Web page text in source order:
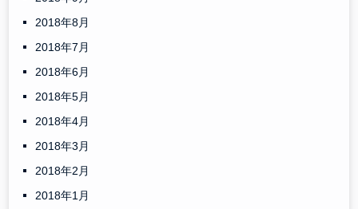
2018年8月
2018年7月
2018年6月
2018年5月
2018年4月
2018年3月
2018年2月
2018年1月